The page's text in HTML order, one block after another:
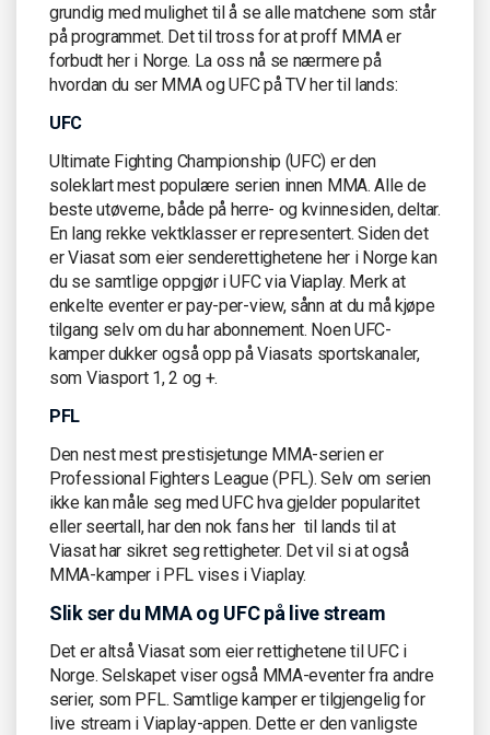
grundig med mulighet til å se alle matchene som står
på programmet. Det til tross for at proff MMA er
forbudt her i Norge. La oss nå se nærmere på
hvordan du ser MMA og UFC på TV her til lands:
UFC
Ultimate Fighting Championship (UFC) er den
soleklart mest populære serien innen MMA. Alle de
beste utøverne, både på herre- og kvinnesiden, deltar.
En lang rekke vektklasser er representert. Siden det
er Viasat som eier senderettighetene her i Norge kan
du se samtlige oppgjør i UFC via Viaplay. Merk at
enkelte eventer er pay-per-view, sånn at du må kjøpe
tilgang selv om du har abonnement. Noen UFC-
kamper dukker også opp på Viasats sportskanaler,
som Viasport 1, 2 og +.
PFL
Den nest mest prestisjetunge MMA-serien er
Professional Fighters League (PFL). Selv om serien
ikke kan måle seg med UFC hva gjelder popularitet
eller seertall, har den nok fans her til lands til at
Viasat har sikret seg rettigheter. Det vil si at også
MMA-kamper i PFL vises i Viaplay.
Slik ser du MMA og UFC på live stream
Det er altså Viasat som eier rettighetene til UFC i
Norge. Selskapet viser også MMA-eventer fra andre
serier, som PFL. Samtlige kamper er tilgjengelig for
live stream i Viaplay-appen. Dette er den vanligste